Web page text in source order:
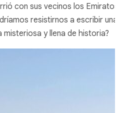
con sus vecinos los Emiratos
resistirnos a escribir una
y llena de historia?